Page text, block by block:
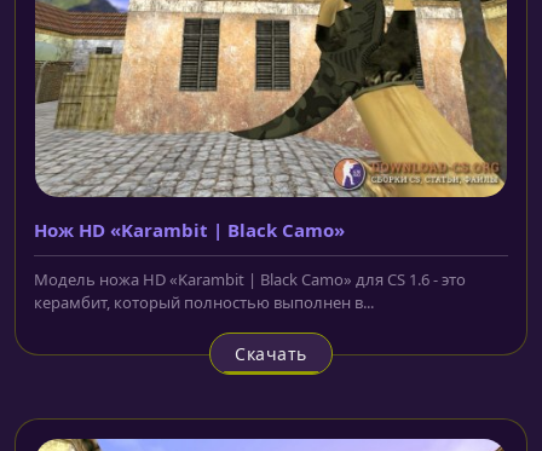
Нож HD «Karambit | Black Camo»
Модель ножа HD «Karambit | Black Camo» для CS 1.6 - это
керамбит, который полностью выполнен в...
Скачать